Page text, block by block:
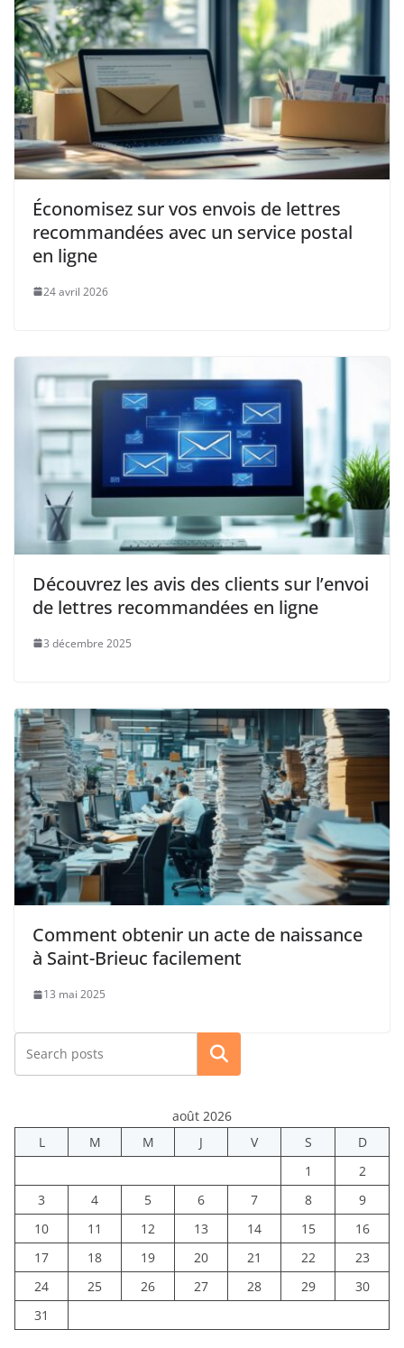
Économisez sur vos envois de lettres
recommandées avec un service postal
en ligne
24 avril 2026
Découvrez les avis des clients sur l’envoi
de lettres recommandées en ligne
3 décembre 2025
Comment obtenir un acte de naissance
à Saint-Brieuc facilement
13 mai 2025
Rechercher
août 2026
L
M M J V S
D
1
2
3
4 5 6 7 8
9
10
11 12 13 14 15
16
17
18 19 20 21 22
23
24
25 26 27 28 29
30
31